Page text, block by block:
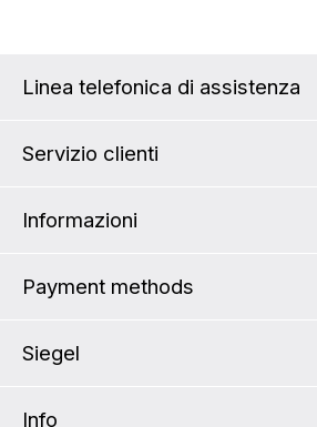
Linea telefonica di assistenza
Servizio clienti
Informazioni
Payment methods
Siegel
Info